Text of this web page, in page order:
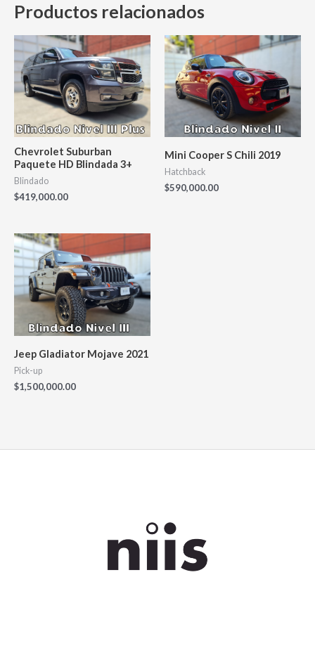
Productos relacionados
Chevrolet Suburban
Paquete HD Blindada 3+
Blindado
$419,000.00
Mini Cooper S Chili 2019
Hatchback
$590,000.00
Jeep Gladiator Mojave 2021
Pick-up
$1,500,000.00